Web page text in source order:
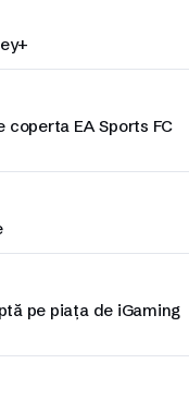
coperta EA Sports FC
pe piața de iGaming